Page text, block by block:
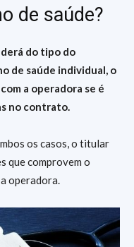
de saúde?
do tipo do
de saúde individual, o
a operadora se é
no contrato.
os casos, o titular
que comprovem o
operadora.